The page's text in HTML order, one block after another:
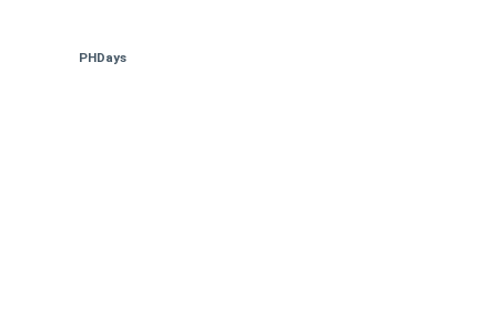
PHDays